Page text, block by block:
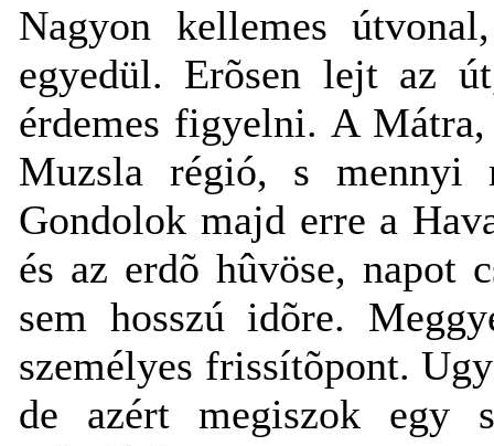
Nagyon kellemes
egyedül. Erõsen lejt az
érdemes figyelni. A
Muzsla régió, s mennyi
Gondolok majd erre a
és az erdõ hûvöse, napot
sem hosszú idõre.
személyes frissítõpont.
de azért megiszok